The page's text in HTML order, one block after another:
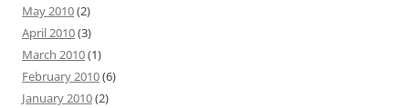
May 2010(2)
April 2010(3)
March 2010(1)
February 2010(6)
January 2010(2)